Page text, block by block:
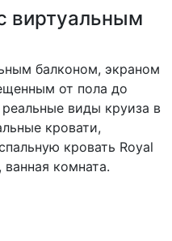
виртуальным
балконом, экраном
от пола до
виды круиза в
кровати,
кровать Royal
комната.